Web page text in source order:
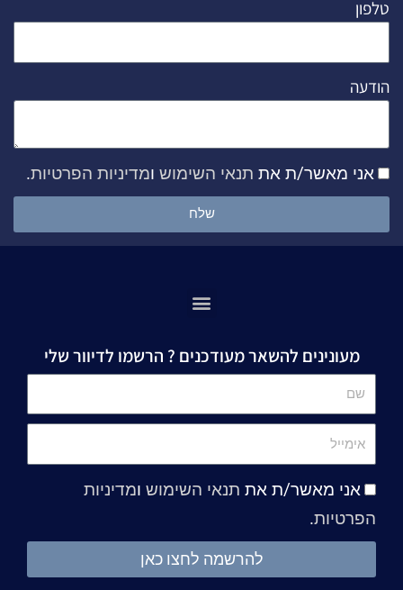
טלפון
הודעה
אני מאשר/ת את תנאי השימוש ומדיניות הפרטיות.
שלח
מעונינים להשאר מעודכנים ? הרשמו לדיוור שלי
שם
אימייל
אני מאשר/ת את תנאי השימוש ומדיניות
הפרטיות.
להרשמה לחצו כאן